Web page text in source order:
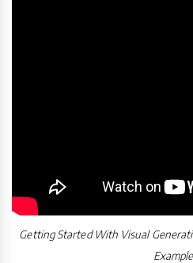
Getting Started With Visual